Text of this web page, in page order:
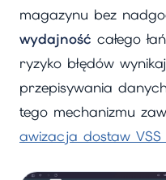
magazynu bez
wydajność całego
ryzyko błędów
przepisywania
tego mechanizmu
awizacja dostaw